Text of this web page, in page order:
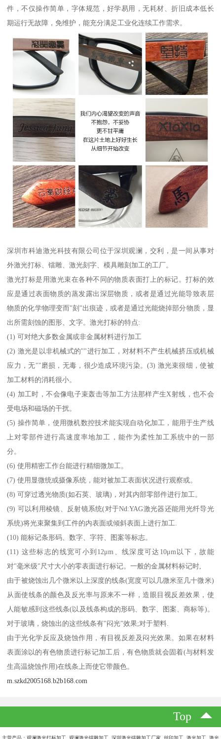
件，不仅操作简单，字体规范，好学易用，无耗材、折旧成本低长
期运行无故障，免维护，能充分满足工业化连续工作需求。
深圳市科迪激光科技有限公司位于深圳观澜，交利，是一间从事对
外激光打标、镭雕、激光刻字、模具雕刻加工的工厂。
激光打标是用激光束在各种不同的物质表面打上的标记。打标的效
应是通过表面物质的蒸发露出深层物质，或者是通过光能导致表层
物质的化学物理变而"刻"出痕迹，或者是通过光能烧掉部分物质，显
出所需刻蚀的图形、文字。激光打标的特点:
(1) 可对绝大多数金属或非金属材料进行加工
(2) 激光是以非机械式的""进行加工，对材料不产生机械挤压或机械
应力，无""磨损，无毒，很少造成环境污染。(3) 激光束很细，使被
加工材料的消耗很小。
(4) 加工时，不会像电子束轰击等加工方法那样产生X射线，也不会
受电场和磁场的干扰。
(5) 操作简单，使用微机数控技术能实现自动化加工，能用于生产线
上对零部件进行高速度率地加工，能作为柔性加工系统中的一部
分。
(6) 使用精密工作台能进行精细微加工。
(7) 使用显微统或摄像系统，能对被加工表面状况进行观察或。
(8) 可穿过透光物质(如石英、玻璃)，对其内部零部件进行加工。
(9) 可以利用棱镜、反射镜系统(对于Nd:YAG激光器还能用光纤导光
系统)将光束聚集到工件的内表面或倾斜表面上进行加工.
(10) 能标记条形码、数字、字符、图案等标志。
(11) 这些标志的线宽可小到12μm、线深度可达10μm以下，故能
对"毫米级"尺寸大小的零表面进行标记。一般的金属材料标记时,
由于被烧蚀出几个微米以上深度的线条(宽度可以几微米至几十微米)
从面使线条的颜色及反光率与原来不一样，造眼目视反差效果，使
人能敏感到这些线条(以及线条构成的形码、数字、图案、商标等)。
对于玻璃，烧蚀出的这些线条有"闷光"效果;对于塑料.
由于光化学反应及烧蚀作用，有目视反差及闷光效果。如果在材料
表面涂以的有色物质进行标记加工后，有色物质就会固着(与材料发
生高温烧蚀作用)在线条上而使它带颜色。
m.szkd2005168.b2b168.com
Top
主营产品：观澜激光打标加工 观澜激光镭雕加工 深圳激光镭雕加工厂家 丝印加工 激光加工 激光